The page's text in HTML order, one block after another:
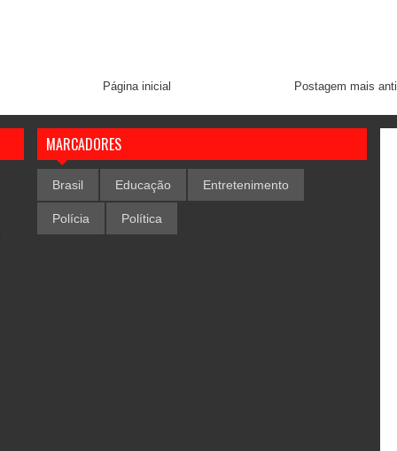
Postagem mais
Página inicial
MARCADORES
Brasil Educação Entretenimento
Polícia Política